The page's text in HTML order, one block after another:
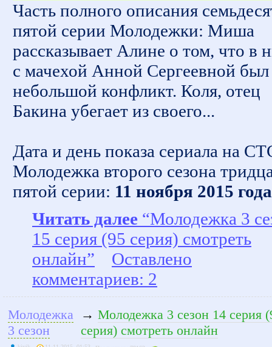
Часть полного описания
пятой серии Молодежки: Миша
рассказывает Алине о том, что в
с мачехой Анной Сергеевной был
небольшой конфликт. Коля, отец
Бакина убегает из своего...
Дата и день показа сериала на
Молодежка второго сезона
пятой серии: 11 ноября 2015 года
Читать далее “Молодежка 3
15 серия (95 серия) смотреть
онлайн”
Оставлено
комментариев: 2
Молодежка
3 сезон
→ Молодежка 3 сезон 14 серия
серия) смотреть онлайн